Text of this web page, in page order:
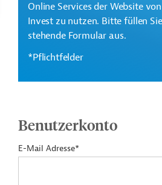
Online Services der Website
Invest zu nutzen. Bitte füllen
stehende Formular aus.
*Pflichtfelder
Benutzerkonto
E-Mail Adresse*